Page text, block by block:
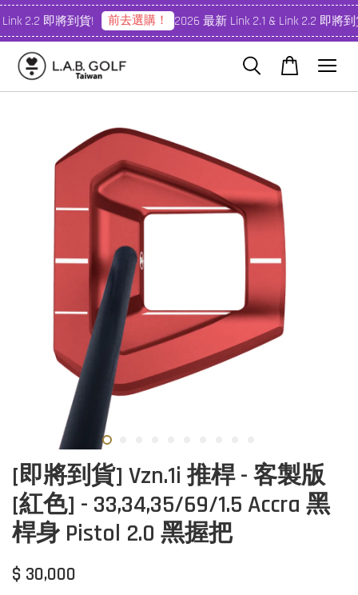
2.2 即將到貨! 前去選購！ 2026 最新 Link 2.1 & Link 2.2 即將到
[即將到貨] Vzn.1i 推桿 - 客製版
[紅色] - 33,34,35/69/1.5 Accra 黑
桿身 Pistol 2.0 黑握把
$ 30,000